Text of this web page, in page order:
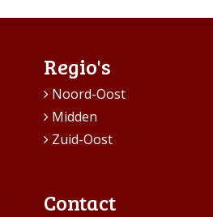
Regio's
Noord-Oost
Midden
Zuid-Oost
Contact